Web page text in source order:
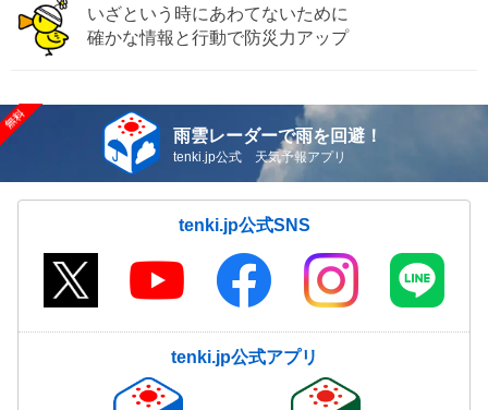
いざという時にあわてないために
確かな情報と行動で防災力アップ
雨雲レーダーで雨を回避！
tenki.jp公式 天気予報アプリ
tenki.jp公式SNS
tenki.jp公式アプリ